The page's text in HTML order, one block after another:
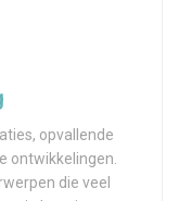
opvallende
ontwikkelingen.
die veel